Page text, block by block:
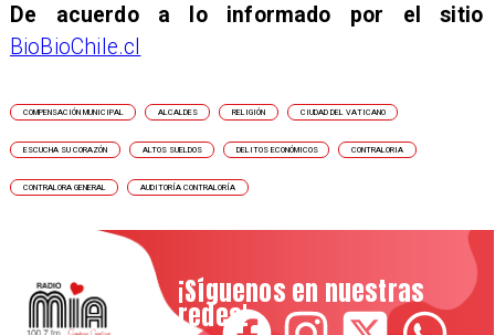
De acuerdo a lo informado por el sitio
BioBioChile.cl
COMPENSACIÓN MUNICIPAL ALCALDES RELIGIÓN CIUDAD DEL VATICANO
ESCUCHA SU CORAZÓN ALTOS SUELDOS DELITOS ECONÓMICOS CONTRALORIA
CONTRALORA GENERAL AUDITORÍA CONTRALORÍA
¡Síguenos en nuestras
redes!